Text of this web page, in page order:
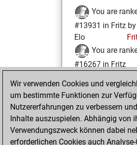
You are
#13931 in Fritz by
Elo
You are
#16267 in Fritz
Dienstag,
Februar 23, 2021
You
BeautyScore of 7
Wir verwenden Cookies und
um bestimmte Funktionen zur
Nutzererfahrungen zu verbessern
Inhalte auszuspielen. Abhängig von
Verwendungszweck können dabei
erforderlichen Cookies auch